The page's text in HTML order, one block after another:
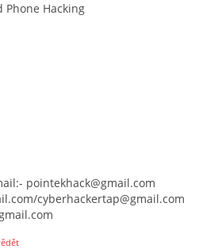
Hacking
pointekhack@gmail.com
cyberhackertap@gmail.com